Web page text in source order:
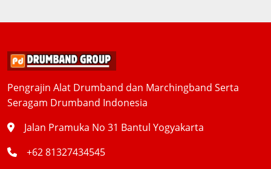
Pengrajin Alat Drumband dan Marchingband Serta
Seragam Drumband Indonesia
Jalan Pramuka No 31 Bantul Yogyakarta
+62 81327434545